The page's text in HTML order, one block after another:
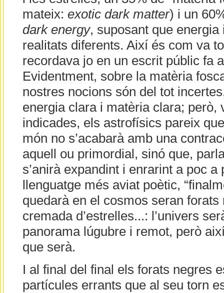
mateix: exotic dark matter) i un
dark energy, suposant que
realitats diferents. Així és com va
recordava jo en un escrit públic fa
Evidentment, sobre la matèria
nostres nocions són del tot
energia clara i matèria clara; però,
indicades, els astrofísics pareix
món no s’acabarà amb una
aquell ou primordial, sinó que,
s’anirà expandint i enrarint a poc
llenguatge més aviat poètic,
quedarà en el cosmos seran forats
cremada d’estrelles...: l’univers
panorama lúgubre i remot, però
que serà.
I al final del final els forats negres
partícules errants que al seu torn